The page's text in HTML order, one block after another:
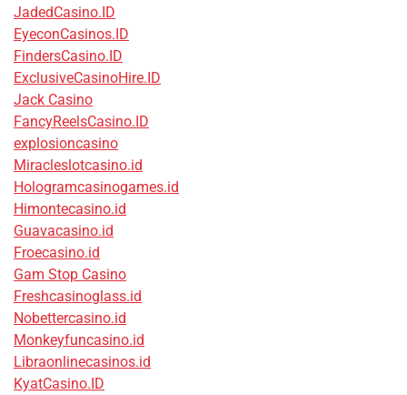
JadedCasino.ID
EyeconCasinos.ID
FindersCasino.ID
ExclusiveCasinoHire.ID
Jack Casino
FancyReelsCasino.ID
explosioncasino
Miracleslotcasino.id
Hologramcasinogames.id
Himontecasino.id
Guavacasino.id
Froecasino.id
Gam Stop Casino
Freshcasinoglass.id
Nobettercasino.id
Monkeyfuncasino.id
Libraonlinecasinos.id
KyatCasino.ID